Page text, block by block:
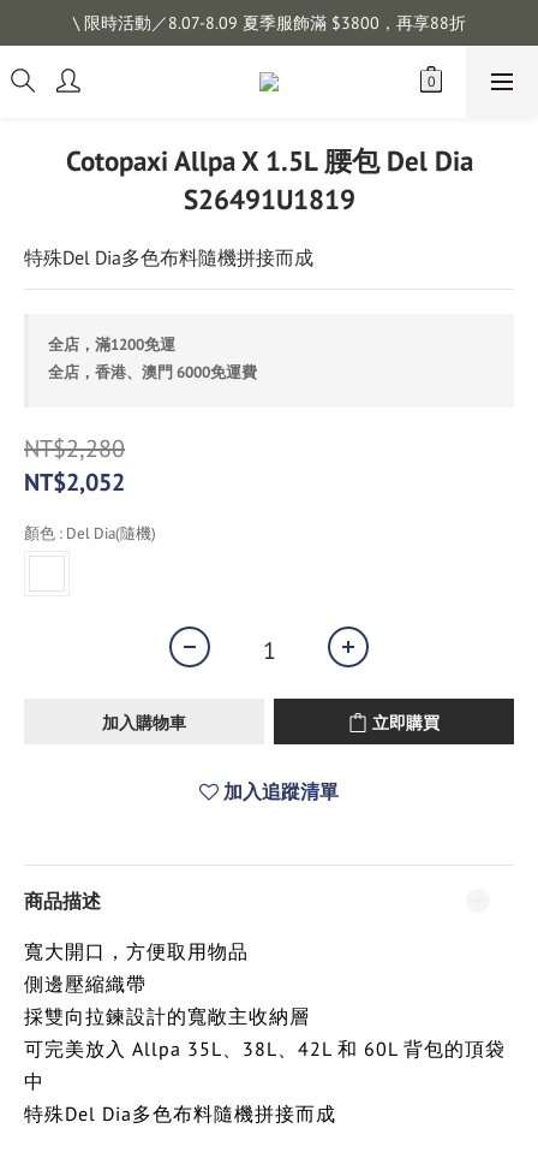
註冊會員拿購物金 $100，滿$1200免運
\ 限時活動／8.07-8.09 夏季服飾滿 $3800，再享88折
註冊會員拿購物金 $100，滿$1200免運
Cotopaxi Allpa X 1.5L 腰包 Del Dia
S26491U1819
特殊Del Dia多色布料隨機拼接而成
全店，滿1200免運
全店，香港、澳門 6000免運費
NT$2,280
NT$2,052
顏色 : Del Dia(隨機)
加入購物車 立即購買
加入追蹤清單
商品描述
寬大開口，方便取用物品
側邊壓縮織帶
採雙向拉鍊設計的寬敞主收納層
可完美放入 Allpa 35L、38L、42L 和 60L 背包的頂袋
中
特殊Del Dia多色布料隨機拼接而成